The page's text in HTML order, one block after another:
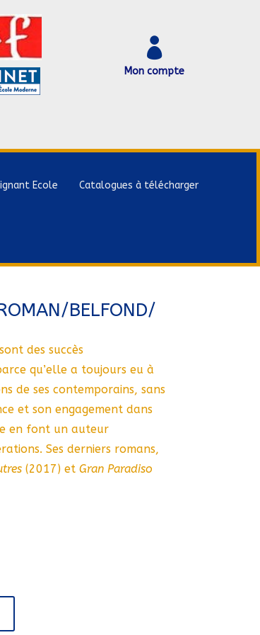

Mon compte
Ecole Catalogues à télécharger
BELFOND/
des succès
qu’elle a toujours eu à
de ses contemporains, sans
et son engagement dans
en font un auteur
Ses derniers romans,
(2017) et Gran Paradiso